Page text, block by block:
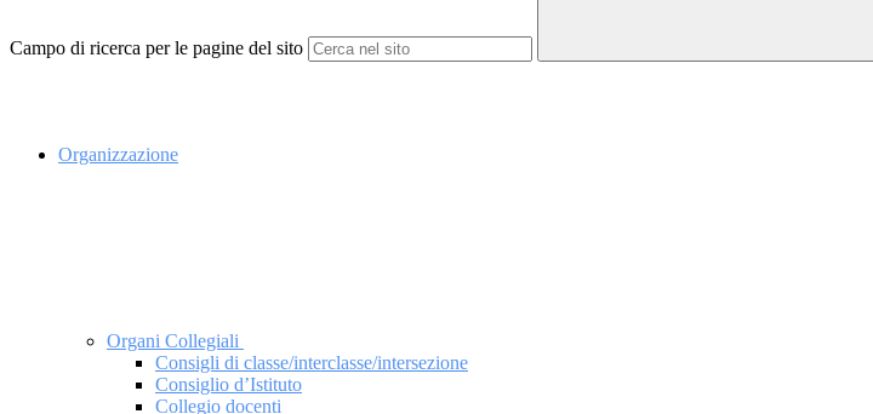
Campo di ricerca per le pagine del sito
Organizzazione
Organi Collegiali
Consigli di classe/interclasse/intersezione
Consiglio d’Istituto
Collegio docenti